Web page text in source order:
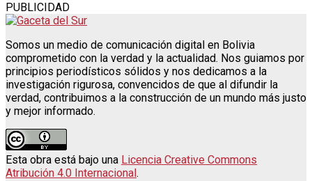
PUBLICIDAD
Somos un medio de comunicación digital en Bolivia
comprometido con la verdad y la actualidad. Nos guiamos por
principios periodísticos sólidos y nos dedicamos a la
investigación rigurosa, convencidos de que al difundir la
verdad, contribuimos a la construcción de un mundo más justo
y mejor informado.
Esta obra está bajo una Licencia Creative Commons
Atribución 4.0 Internacional .